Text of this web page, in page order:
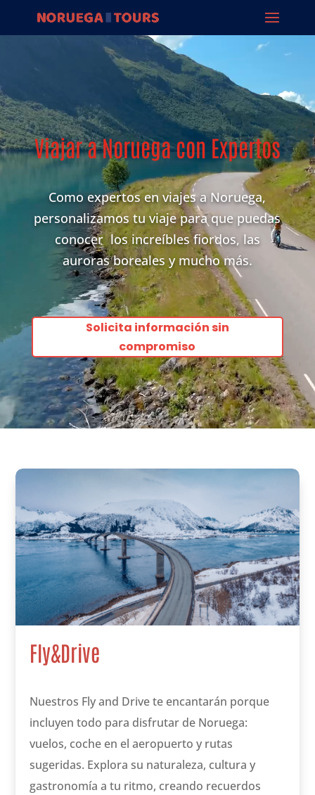
vídeo
Viajar a Noruega con Expertos
Como expertos en viajes a Noruega,
personalizamos tu viaje para que puedas
conocer los increíbles fiordos, las
auroras boreales y mucho más.
Solicita información sin
compromiso
Fly&Drive
Nuestros Fly and Drive te encantarán porque
incluyen todo para disfrutar de Noruega:
vuelos, coche en el aeropuerto y rutas
sugeridas. Explora su naturaleza, cultura y
gastronomía a tu ritmo, creando recuerdos